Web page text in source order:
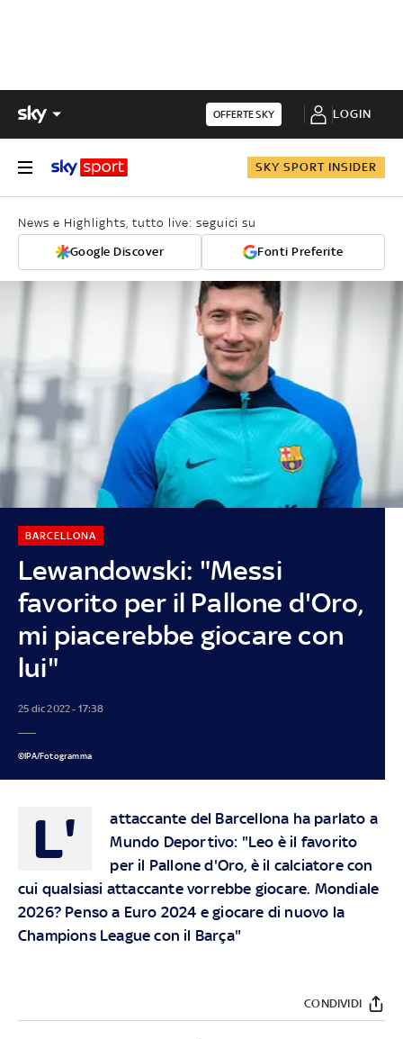
OFFERTE SKY LOGIN
SKY SPORT INSIDER
News e Highlights, tutto live: seguici su
Google Discover Fonti Preferite
Lewandowski: "Messi
favorito per il Pallone d'Oro,
mi piacerebbe giocare con
lui"
BARCELLONA
25 dic 2022 - 17:38
©IPA/Fotogramma
L'
attaccante del Barcellona ha parlato a
Mundo Deportivo: "Leo è il favorito
per il Pallone d'Oro, è il calciatore con
cui qualsiasi attaccante vorrebbe giocare. Mondiale
2026? Penso a Euro 2024 e giocare di nuovo la
Champions League con il Barça"
CONDIVIDI